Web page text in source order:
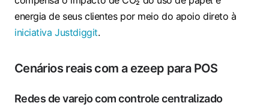
energia de seus clientes por meio do apoio direto à
iniciativa Justdiggit.
Cenários reais com a ezeep para POS
Redes de varejo com controle centralizado